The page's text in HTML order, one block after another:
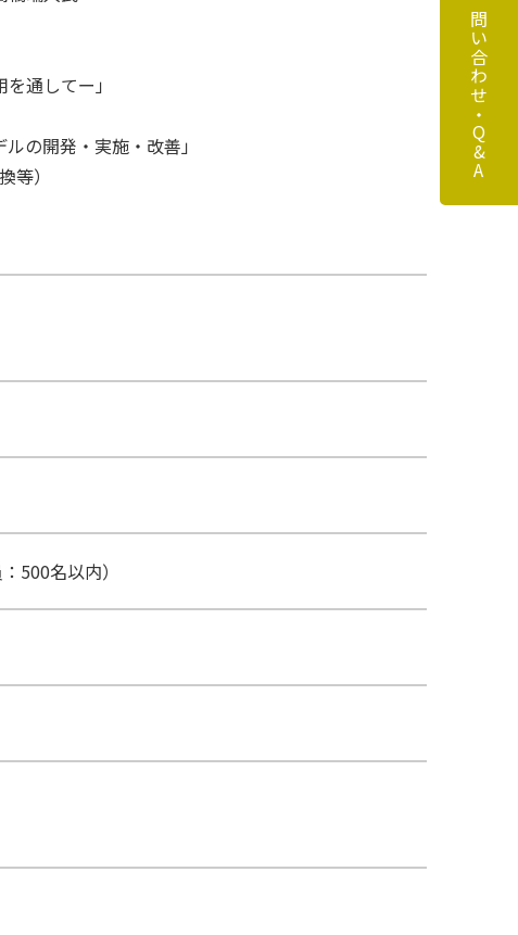
お問い合わせ・Q&A
通してー」
開発・実施・改善」
見交換等）
500名以内）